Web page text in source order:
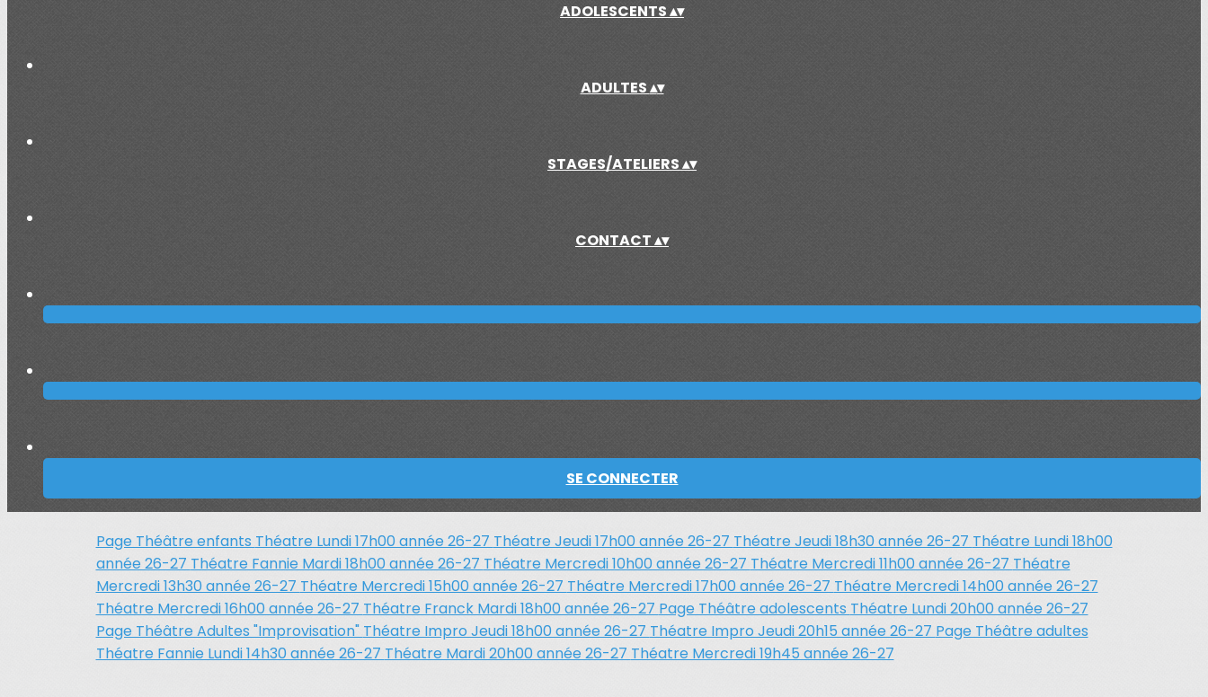
ADOLESCENTS▴▾
ADULTES▴▾
STAGES/ATELIERS▴▾
CONTACT▴▾
SE CONNECTER
Page Théâtre enfants Théatre Lundi 17h00 année 26-27 Théatre Jeudi 17h00 année 26-27 Théatre Jeudi 18h30 année 26-27 Théatre Lundi 18h00
année 26-27 Théatre Fannie Mardi 18h00 année 26-27 Théatre Mercredi 10h00 année 26-27 Théatre Mercredi 11h00 année 26-27 Théatre
Mercredi 13h30 année 26-27 Théatre Mercredi 15h00 année 26-27 Théatre Mercredi 17h00 année 26-27 Théatre Mercredi 14h00 année 26-27
Théatre Mercredi 16h00 année 26-27 Théatre Franck Mardi 18h00 année 26-27 Page Théâtre adolescents Théatre Lundi 20h00 année 26-27
Page Théâtre Adultes "Improvisation" Théatre Impro Jeudi 18h00 année 26-27 Théatre Impro Jeudi 20h15 année 26-27 Page Théâtre adultes
Théatre Fannie Lundi 14h30 année 26-27 Théatre Mardi 20h00 année 26-27 Théatre Mercredi 19h45 année 26-27